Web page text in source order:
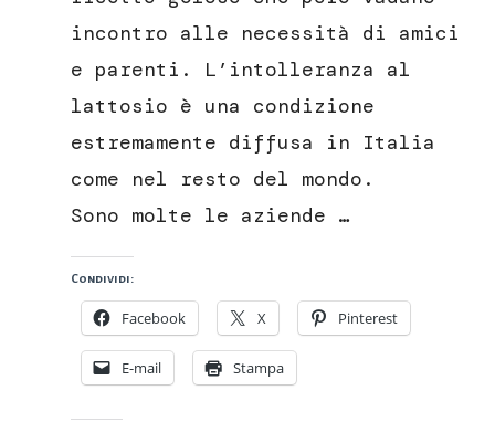
incontro alle necessità di amici
e parenti. L’intolleranza al
lattosio è una condizione
estremamente diffusa in Italia
come nel resto del mondo.
Sono molte le aziende …
Condividi:
Facebook X Pinterest
E-mail Stampa